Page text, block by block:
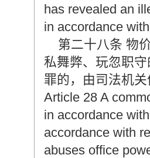
has revealed an
in accordance
第二十八条 物
私舞弊、玩忽职
罪的，由司法机
Article 28 A
in accordance
accordance with
abuses office